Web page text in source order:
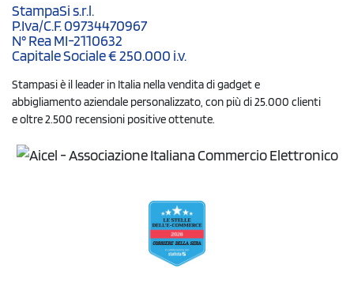
StampaSi s.r.l.
P.Iva/C.F. 09734470967
N° Rea MI-2110632
Capitale Sociale € 250.000 i.v.
Stampasi è il leader in Italia nella vendita di gadget e
abbigliamento aziendale personalizzato, con più di 25.000 clienti
e oltre 2.500 recensioni positive ottenute.